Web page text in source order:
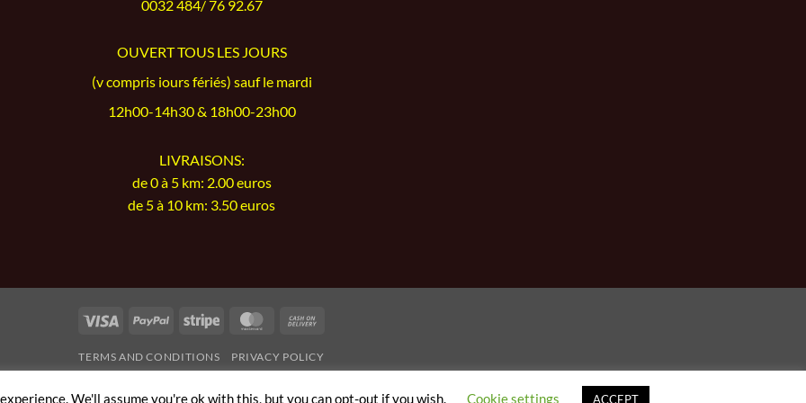
0032 484/ 76 92.67
OUVERT TOUS LES JOURS
(v compris iours fériés) sauf le mardi
12h00-14h30 & 18h00-23h00
LIVRAISONS:
de 0 à 5 km: 2.00 euros
de 5 à 10 km: 3.50 euros
Visa PayPal Stripe MasterCard
Delivery
TERMS AND CONDITIONS PRIVACY POLICY
We'll assume you're ok with this, but you can opt-out if you wish. Cookie settings ACCEPT